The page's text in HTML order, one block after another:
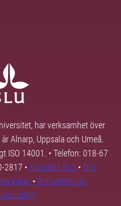
har verksamhet över
Alnarp, Uppsala och Umeå.
ISO 14001. • Telefon: 018-67
2817 • Kontakta SLU • Om
kakor • Behandling av